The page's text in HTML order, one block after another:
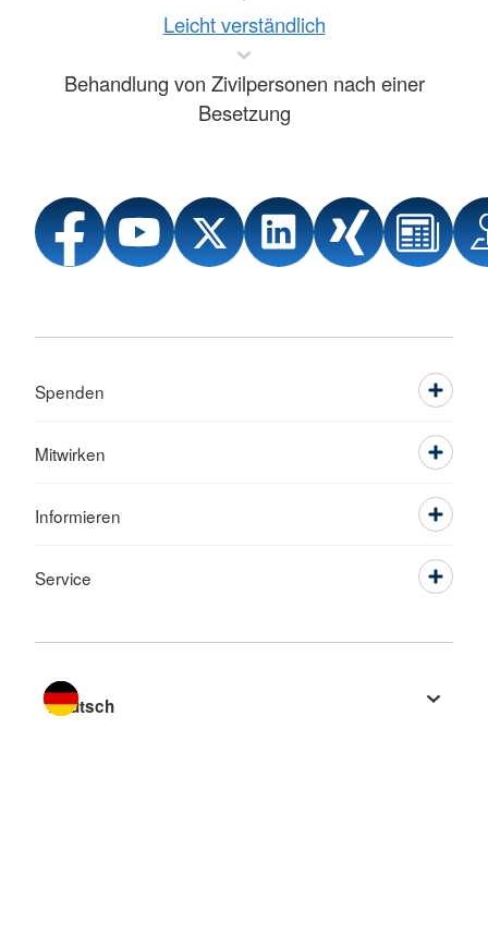
Leicht verständlich
Behandlung von Zivilpersonen nach einer
Besetzung
Spenden
Mitwirken
Informieren
Service
Sprache wechseln zu